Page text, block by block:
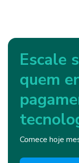
Escale
quem
Comece hoje